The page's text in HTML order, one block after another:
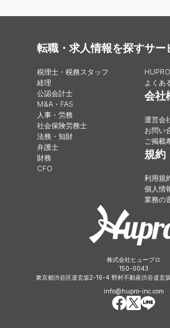
転職・求人情報を探す
税理士・税務スタッフ
経理
公認会計士
M&A・FAS
人事・労務
社会保険労務士
法務・知財
弁護士
財務
CFO
サー
よくあ
会社
運営会
お問い
ご掲載
規約
利用規
個人情
業務の
株式会社ヒュープロ
150-0043
東京都渋谷区道玄坂2-16-4 野村不動産渋谷道玄
info@hupro-inc.com